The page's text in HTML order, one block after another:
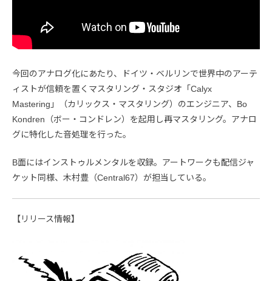
今回のアナログ化にあたり、ドイツ・ベルリンで世界中のアーテ
ィストが信頼を置くマスタリング・スタジオ「Calyx
Mastering」（カリックス・マスタリング）のエンジニア、Bo
Kondren（ボー・コンドレン）を起用し再マスタリング。アナロ
グに特化した音処理を行った。
B面にはインストゥルメンタルを収録。アートワークも配信ジャ
ケット同様、木村豊（Central67）が担当している。
【リリース情報】